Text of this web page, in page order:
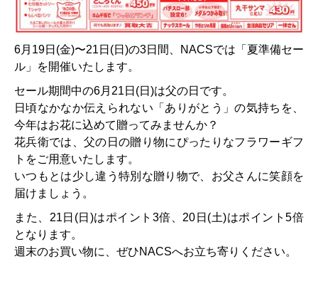
6月19日(金)〜21日(日)の3日間、NACSでは「夏準備セー
ル」を開催いたします。
セール期間中の6月21日(日)は父の日です。
日頃なかなか伝えられない「ありがとう」の気持ちを、
今年はお花に込めて贈ってみませんか？
花兵衛では、父の日の贈り物にぴったりなフラワーギフ
トをご用意いたします。
いつもとは少し違う特別な贈り物で、お父さんに笑顔を
届けましょう。
また、21日(日)はポイント3倍、20日(土)はポイント5倍
となります。
週末のお買い物に、ぜひNACSへお立ち寄りください。